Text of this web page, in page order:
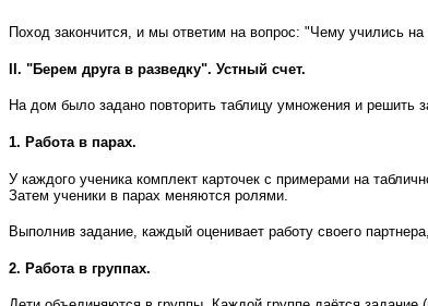
Поход закончится, и мы ответим на вопрос: "Чему учились на
II. "Берем друга в разведку". Устный счет.
На дом было задано повторить таблицу умножения и решить
1. Работа в парах.
У каждого ученика комплект карточек с примерами на
Затем ученики в парах меняются ролями.
Выполнив задание, каждый оценивает работу своего
2. Работа в группах.